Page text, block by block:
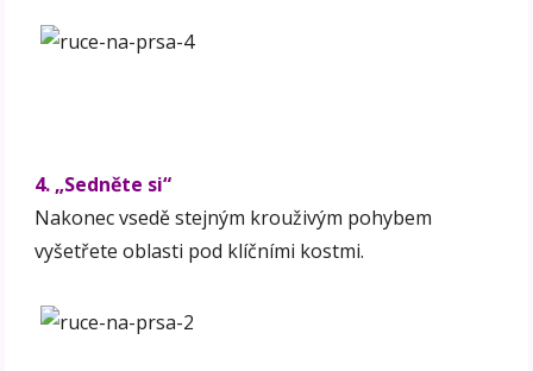
4. „Sedněte si“
Nakonec vsedě stejným krouživým pohybem
vyšetřete oblasti pod klíčními kostmi.